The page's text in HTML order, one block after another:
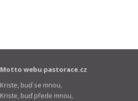
Motto webu pastorace.cz
Kriste, buď se mnou,
Kriste, buď přede mnou,